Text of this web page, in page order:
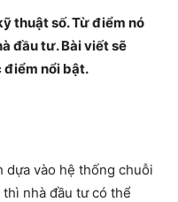
thuật số. Từ điểm nó
đầu tư. Bài viết sẽ
điểm nổi bật.
dựa vào hệ thống chuỗi
nhà đầu tư có thể